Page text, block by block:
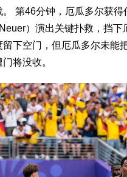
第46分钟，厄瓜多尔获
）演出关键扑救，挡
下空门，但厄瓜多尔未能
将没收。